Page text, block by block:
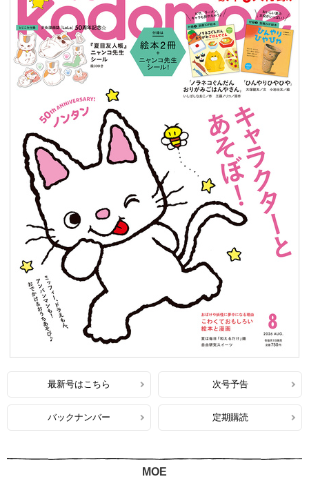
最新号はこちら 次号予告
バックナンバー 定期購読
MOE